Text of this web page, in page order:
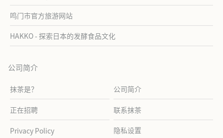
鸣门市官方旅游网站
HAKKO - 探索日本的发酵食品文化
公司简介
抹茶是？ 公司简介
正在招聘 联系抹茶
Privacy Policy 隐私设置